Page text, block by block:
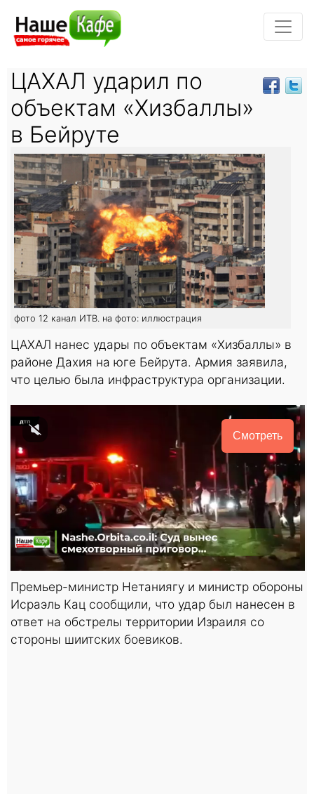
ЦАХАЛ ударил по
объектам «Хизбаллы»
в Бейруте
фото 12 канал ИТВ. на фото: иллюстрация
ЦАХАЛ нанес удары по объектам «Хизбаллы» в
районе Дахия на юге Бейрута. Армия заявила,
что целью была инфраструктура организации.
Смотреть
Премьер-министр Нетаниягу и министр обороны
Исраэль Кац сообщили, что удар был нанесен в
ответ на обстрелы территории Израиля со
стороны шиитских боевиков.